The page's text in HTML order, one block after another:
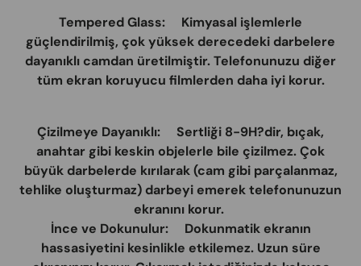
Tempered Glass: Kimyasal işlemlerle
güçlendirilmiş, çok yüksek derecedeki darbelere
dayanıklı camdan üretilmiştir. Telefonunuzu diğer
tüm ekran koruyucu filmlerden daha iyi korur.
Çizilmeye Dayanıklı: Sertliği 8-9H?dir, bıçak,
anahtar gibi keskin objelerle bile çizilmez. Çok
büyük darbelerde kırılarak (cam gibi parçalanmaz,
tehlike oluşturmaz) darbeyi emerek telefonunuzun
ekranını korur.
İnce ve Dokunulur: Dokunmatik ekranın
hassasiyetini kesinlikle etkilemez. Uzun süre